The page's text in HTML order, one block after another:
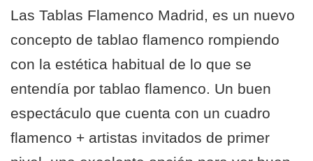
Las Tablas Flamenco Madrid, es un nuevo
concepto de tablao flamenco rompiendo
con la estética habitual de lo que se
entendía por tablao flamenco. Un buen
espectáculo que cuenta con un cuadro
flamenco + artistas invitados de primer